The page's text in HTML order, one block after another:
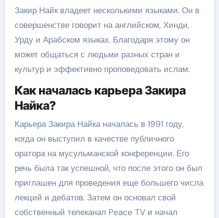
Закир Найк владеет несколькими языками. Он в
совершенстве говорит на английском, Хинди,
Урду и Арабском языках. Благодаря этому он
может общаться с людьми разных стран и
культур и эффективно проповедовать ислам.
Как началась карьера Закира
Найка?
Карьера Закира Найка началась в 1991 году,
когда он выступил в качестве публичного
оратора на мусульманской конференции. Его
речь была так успешной, что после этого он был
приглашен для проведения еще большего числа
лекций и дебатов. Затем он основал свой
собственный телеканал Peace TV и начал